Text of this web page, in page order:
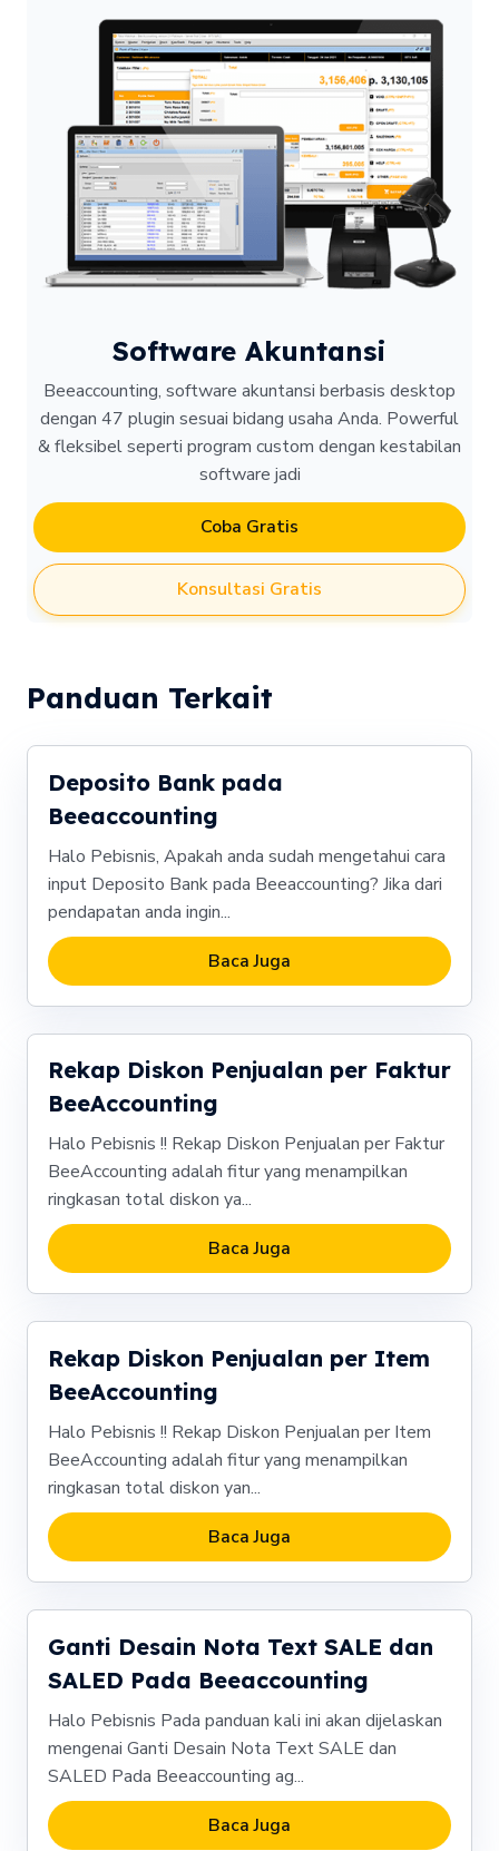
Software Akuntansi
Beeaccounting, software akuntansi berbasis desktop
dengan 47 plugin sesuai bidang usaha Anda. Powerful
& fleksibel seperti program custom dengan kestabilan
software jadi
Coba Gratis
Konsultasi Gratis
Panduan Terkait
Deposito Bank pada
Beeaccounting
Halo Pebisnis, Apakah anda sudah mengetahui cara
input Deposito Bank pada Beeaccounting? Jika dari
pendapatan anda ingin...
Baca Juga
Rekap Diskon Penjualan per Faktur
BeeAccounting
Halo Pebisnis !! Rekap Diskon Penjualan per Faktur
BeeAccounting adalah fitur yang menampilkan
ringkasan total diskon ya...
Baca Juga
Rekap Diskon Penjualan per Item
BeeAccounting
Halo Pebisnis !! Rekap Diskon Penjualan per Item
BeeAccounting adalah fitur yang menampilkan
ringkasan total diskon yan...
Baca Juga
Ganti Desain Nota Text SALE dan
SALED Pada Beeaccounting
Halo Pebisnis Pada panduan kali ini akan dijelaskan
mengenai Ganti Desain Nota Text SALE dan
SALED Pada Beeaccounting ag...
Baca Juga